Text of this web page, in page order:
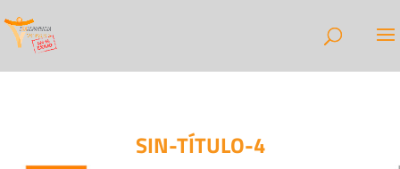
SIN-TÍTULO-4